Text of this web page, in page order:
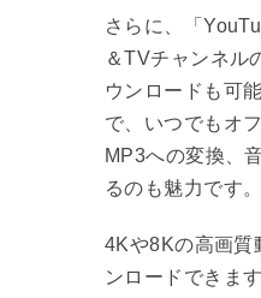
さらに、「
＆TVチャンネル
ウンロードも可
で、いつでもオ
MP3への変換、
るのも魅力です。
4Kや8Kの高画質
ンロードできま